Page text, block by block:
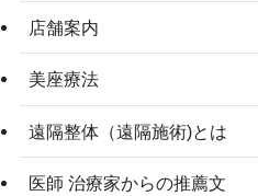
店舗案内
美座療法
遠隔整体（遠隔施術)とは
医師 治療家からの推薦文